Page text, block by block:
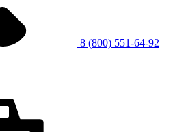
8 (800) 551-64-92